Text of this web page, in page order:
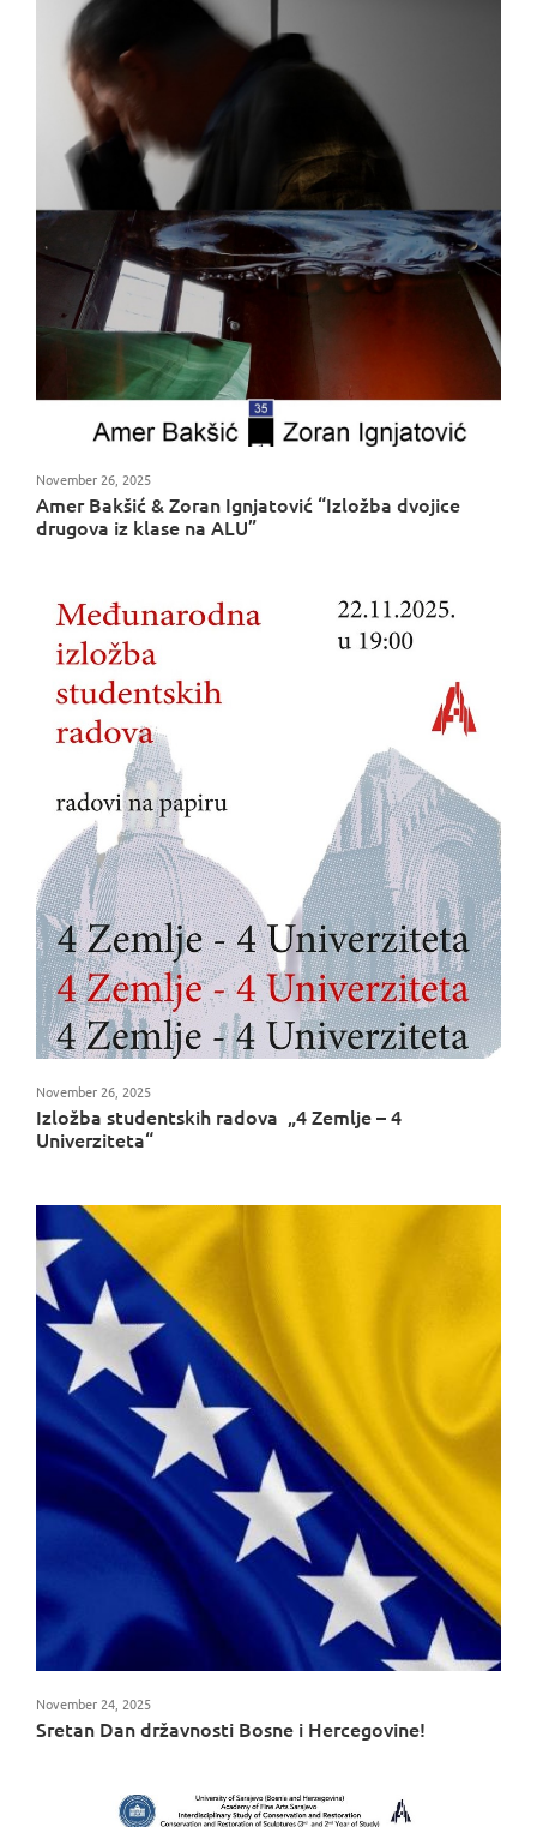
Amer Bakšić & Zoran Ignjatović “Izložba dvojice
drugova iz klase na ALU”
November 26, 2025
Izložba studentskih radova „4 Zemlje – 4
Univerziteta“
November 26, 2025
Sretan Dan državnosti Bosne i Hercegovine!
November 24, 2025